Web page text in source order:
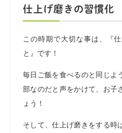
仕上げ磨きの習慣化
この時期で大切な事は、『
と』です！
毎日ご飯を食べるのと同じよ
部なのだと声をかけて、お子
ょう！
そして、仕上げ磨きをする時